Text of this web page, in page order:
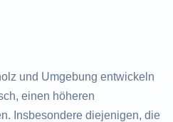
und Umgebung entwickeln
einen höheren
Insbesondere diejenigen, die